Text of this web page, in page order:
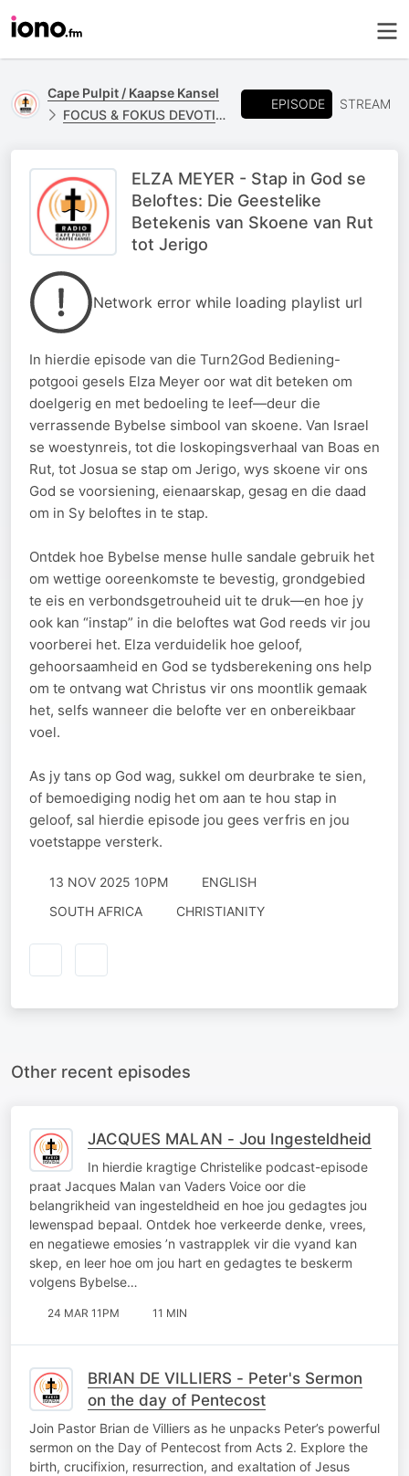
Cape Pulpit / Kaapse Kansel
FOCUS & FOKUS DEVOTIONALS
EPISODE STREAM
ELZA MEYER - Stap in God se
Beloftes: Die Geestelike
Betekenis van Skoene van Rut
tot Jerigo
Network error while loading playlist url
In hierdie episode van die Turn2God Bediening-
potgooi gesels Elza Meyer oor wat dit beteken om
doelgerig en met bedoeling te leef—deur die
verrassende Bybelse simbool van skoene. Van Israel
se woestynreis, tot die loskopingsverhaal van Boas en
Rut, tot Josua se stap om Jerigo, wys skoene vir ons
God se voorsiening, eienaarskap, gesag en die daad
om in Sy beloftes in te stap.
Ontdek hoe Bybelse mense hulle sandale gebruik het
om wettige ooreenkomste te bevestig, grondgebied
te eis en verbondsgetrouheid uit te druk—en hoe jy
ook kan “instap” in die beloftes wat God reeds vir jou
voorberei het. Elza verduidelik hoe geloof,
gehoorsaamheid en God se tydsberekening ons help
om te ontvang wat Christus vir ons moontlik gemaak
het, selfs wanneer die belofte ver en onbereikbaar
voel.
As jy tans op God wag, sukkel om deurbrake te sien,
of bemoediging nodig het om aan te hou stap in
geloof, sal hierdie episode jou gees verfris en jou
voetstappe versterk.
13 NOV 2025 10PM
ENGLISH
SOUTH AFRICA
CHRISTIANITY
Other recent episodes
JACQUES MALAN - Jou Ingesteldheid
In hierdie kragtige Christelike podcast-episode
praat Jacques Malan van Vaders Voice oor die
belangrikheid van ingesteldheid en hoe jou gedagtes jou
lewenspad bepaal. Ontdek hoe verkeerde denke, vrees,
en negatiewe emosies ’n vastrapplek vir die vyand kan
skep, en leer hoe om jou hart en gedagtes te beskerm
volgens Bybelse…
24 MAR 11PM 11 MIN
BRIAN DE VILLIERS - Peter's Sermon
on the day of Pentecost
Join Pastor Brian de Villiers as he unpacks Peter’s powerful
sermon on the Day of Pentecost from Acts 2. Explore the
birth, crucifixion, resurrection, and exaltation of Jesus